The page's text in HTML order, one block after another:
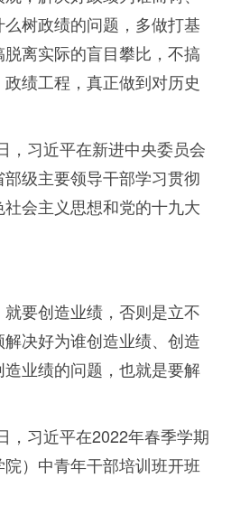
树政绩的问题，多做打基
离实际的盲目攀比，不搞
绩工程，真正做到对历史
，习近平在新进中央委员会
级主要领导干部学习贯彻
会主义思想和党的十九大
要创造业绩，否则是立不
决好为谁创造业绩、创造
业绩的问题，也就是要解
，习近平在2022年春季学期
）中青年干部培训班开班